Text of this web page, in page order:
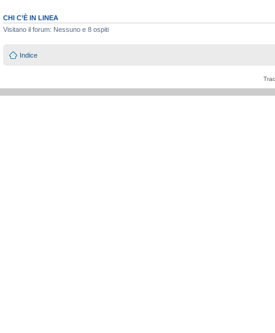
CHI C’È IN LINEA
Visitano il forum: Nessuno e 8 ospiti
Indice